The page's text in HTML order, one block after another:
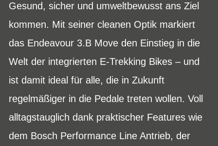
Gesund, sicher und umweltbewusst ans Ziel
kommen. Mit seiner cleanen Optik markiert
das Endeavour 3.B Move den Einstieg in die
Welt der integrierten E-Trekking Bikes – und
ist damit ideal für alle, die in Zukunft
regelmäßiger in die Pedale treten wollen. Voll
alltagstauglich dank praktischer Features wie
dem Bosch Performance Line Antrieb, der